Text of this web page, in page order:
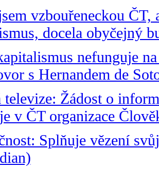
vzbouřeneckou
docela obyčejný
nefunguje
s Hernandem de
televize: Žádost o
v ČT organizace
Splňuje vězení